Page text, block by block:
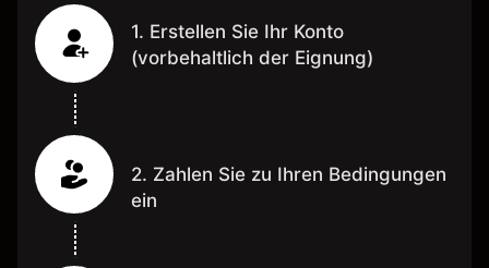
1. Erstellen Sie Ihr Konto
(vorbehaltlich der Eignung)
2. Zahlen Sie zu Ihren Bedingungen
ein